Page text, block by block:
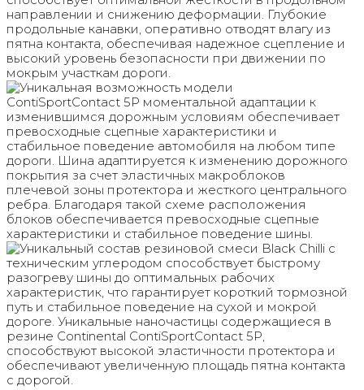
направлении и снижению деформации. Глубокие
продольные канавки, оперативно отводят влагу из
пятна контакта, обеспечивая надежное сцепление и
высокий уровень безопасности при движении по
мокрым участкам дороги.
Уникальная возможность модели
ContiSportContact 5P моментальной адаптации к
изменившимся дорожным условиям обеспечивает
превосходные сцепные характеристики и
стабильное поведение автомобиля на любом типе
дороги. Шина адаптируется к изменению дорожного
покрытия за счет эластичных макроблоков
плечевой зоны протектора и жесткого центрального
ребра. Благодаря такой схеме расположения
блоков обеспечивается превосходные сцепные
характеристики и стабильное поведение шины.
Уникальный состав резиновой смеси Black Chilli с
техническим углеродом способствует быстрому
разогреву шины до оптимальных рабочих
характеристик, что гарантирует короткий тормозной
путь и стабильное поведение на сухой и мокрой
дороге. Уникальные наночастицы содержащиеся в
резине Continental ContiSportContact 5P,
способствуют высокой эластичности протектора и
обеспечивают увеличенную площадь пятна контакта
с дорогой.